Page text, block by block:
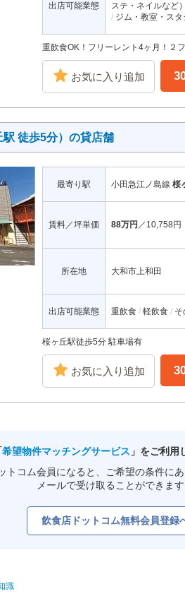
出店可能業態
ステ・ネイルなど）
ジム・教室・スタ
重飲食OK！フリーレント4ヶ月！２
お気に入り追加
徒歩5分）の貸店舗
最寄り駅 小田急江ノ島線 桜
賃料／坪単価 88万円 ／10,758円
所在地 大和市上和田
出店可能業態 重飲食 軽飲食
桜ヶ丘駅徒歩5分 駐車場有
お気に入り追加
希望物件マッチングサービス 」をご利用
トコム会員になると、ご希望の条件に
メールで受け取ることができます
飲食店ドットコム無料会員登録
識